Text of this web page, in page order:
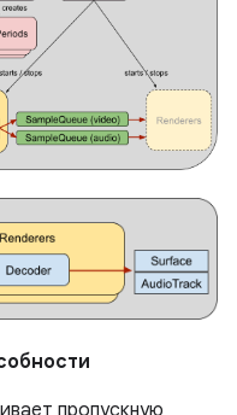
пропускную